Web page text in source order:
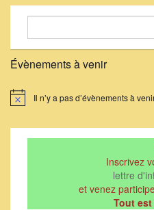
Évènements à venir
Notice Il n’y a pas d’évènements à
Inscrivez
lettre
et venez
Tout